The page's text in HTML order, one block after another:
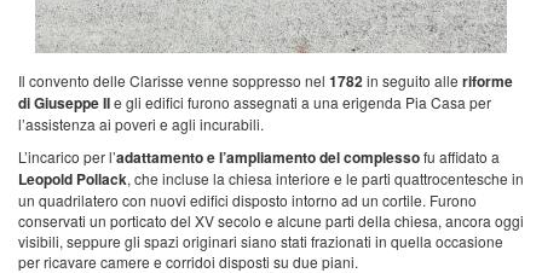
Il convento delle Clarisse venne soppresso nel 1782in seguito alle riforme
di Giuseppe IIe gli edifici furono assegnati a una erigenda Pia Casa per
l’assistenza ai poveri e agli incurabili.
L’incarico per l’adattamento e l’ampliamento del complessofu affidato a
Leopold Pollack, che incluse la chiesa interiore e le parti quattrocentesche in
un quadrilatero con nuovi edifici disposto intorno ad un cortile. Furono
conservati un porticato del XV secolo e alcune parti della chiesa, ancora oggi
visibili, seppure gli spazi originari siano stati frazionati in quella occasione
per ricavare camere e corridoi disposti su due piani.